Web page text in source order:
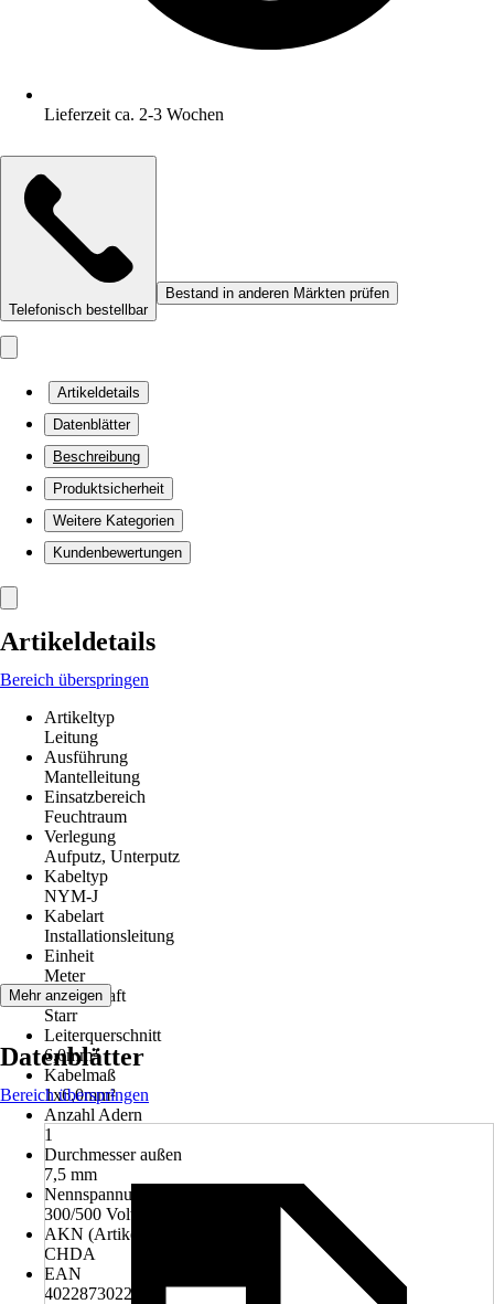
Lieferzeit ca. 2-3 Wochen
Telefonisch bestellbar
Bestand in anderen Märkten prüfen
Artikeldetails
Datenblätter
Beschreibung
Produktsicherheit
Weitere Kategorien
Kundenbewertungen
Artikeldetails
Bereich überspringen
Artikeltyp
Leitung
Ausführung
Mantelleitung
Einsatzbereich
Feuchtraum
Verlegung
Aufputz, Unterputz
Kabeltyp
NYM-J
Kabelart
Installationsleitung
Einheit
Meter
Eigenschaft
Starr
Leiterquerschnitt
6,0mm²
Kabelmaß
1x6,0mm²
Anzahl Adern
1
Durchmesser außen
7,5 mm
Nennspannung
300/500 Volt
AKN (Artikelkurznummer)
CHDA
EAN
4022873022190
Mehr anzeigen
Datenblätter
Bereich überspringen